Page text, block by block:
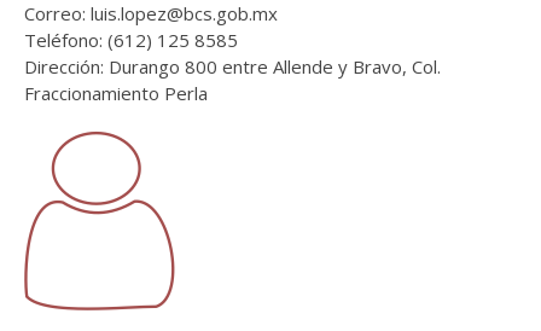
Correo: luis.lopez@bcs.gob.mx
Teléfono: (612) 125 8585
Dirección: Durango 800 entre Allende y Bravo, Col.
Fraccionamiento Perla